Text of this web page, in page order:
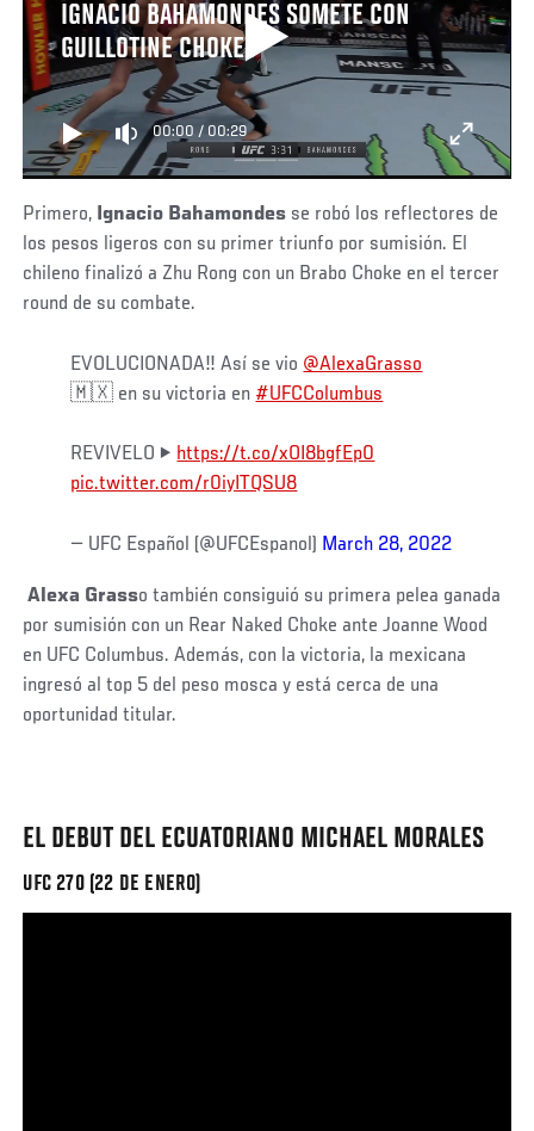
IGNACIO BAHAMONDES SOMETE CON
GUILLOTINE CHOKE
00:00 / 00:29
Primero, Ignacio Bahamondes se robó los reflectores de
los pesos ligeros con su primer triunfo por sumisión. El
chileno finalizó a Zhu Rong con un Brabo Choke en el tercer
round de su combate.
EVOLUCIONADA‼️ Así se vio @AlexaGrasso
🇲🇽 en su victoria en #UFCColumbus
REVIVELO ▶️ https://t.co/xOI8bgfEp0
pic.twitter.com/r0iyITQSU8
— UFC Español (@UFCEspanol) March 28, 2022
Alexa Grasso también consiguió su primera pelea ganada
por sumisión con un Rear Naked Choke ante Joanne Wood
en UFC Columbus. Además, con la victoria, la mexicana
ingresó al top 5 del peso mosca y está cerca de una
oportunidad titular.
EL DEBUT DEL ECUATORIANO MICHAEL MORALES
UFC 270 (22 DE ENERO)